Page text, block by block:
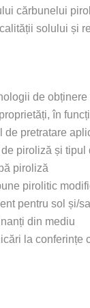
cărbunelui
solului și
de
în
de pretratare
piroliză și tipul
piroliză
pirolitic
pentru sol și/
din mediu
la conferințe